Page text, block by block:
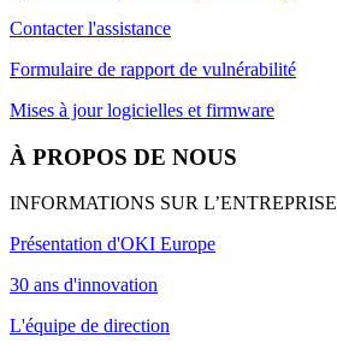
Contacter l'assistance
Formulaire de rapport de vulnérabilité
Mises à jour logicielles et firmware
À PROPOS DE NOUS
INFORMATIONS SUR L’ENTREPRISE
Présentation d'OKI Europe
30 ans d'innovation
L'équipe de direction